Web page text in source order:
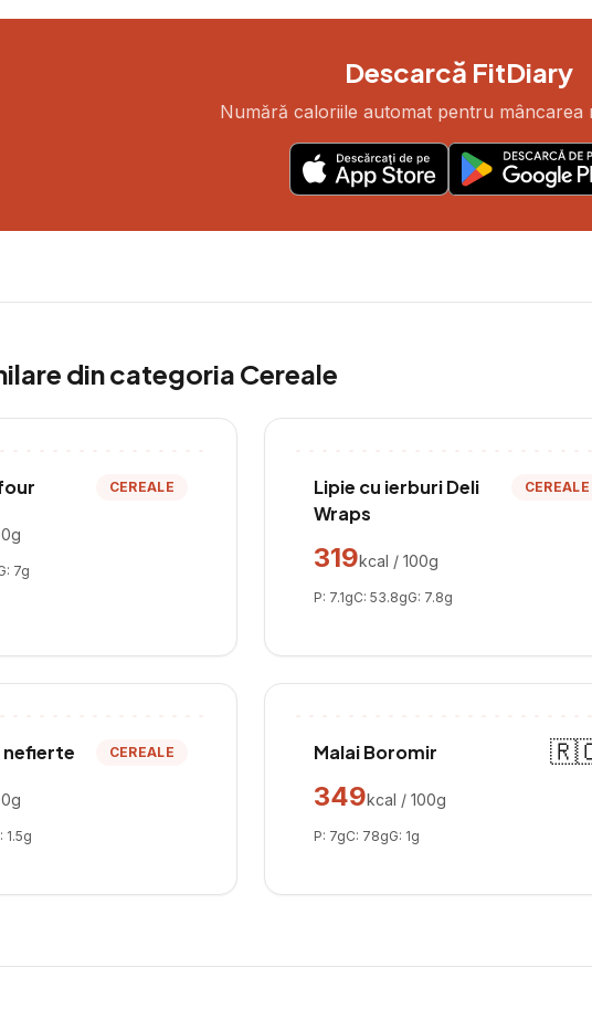
Descarcă FitDiary
Numără caloriile automat pentru mâncarea
din categoria Cereale
CEREALE
7g
Lipie cu ierburi Deli
Wraps
CEREALE
319kcal / 100g
P: 7.1gC: 53.8gG: 7.8g
nefierte CEREALE
1.5g
Malai Boromir
349kcal / 100g
P: 7gC: 78gG: 1g